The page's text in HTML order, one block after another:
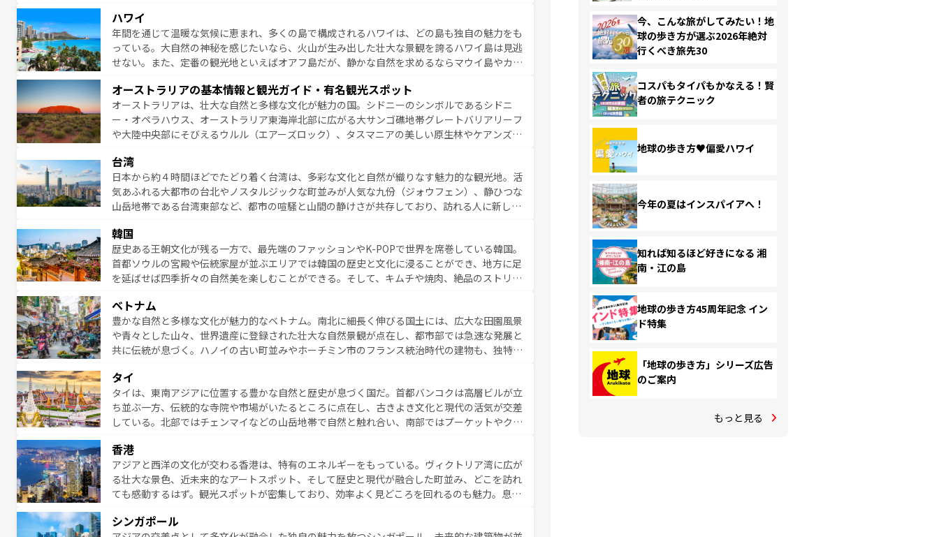
絶景が堪能できる。さらに、南部のニューオーリンズでは、音楽と美食が融合した独特の文化
が魅力。旅行者はアメリカの各地域で異なる魅力を楽しみながら、その多様性と豊かな歴史を
感じることができるだろう。車でのロードトリップや列車の旅も、アメリカならではの贅沢な
旅のスタイルだ。 なお、新着のアメリカ情報はコンテンツ一覧を参照してほしい。
ハワイ
年間を通じて温暖な気候に恵まれ、多くの島で構成されるハワイは、どの島も独自の魅力をも
っている。大自然の神秘を感じたいなら、火山が生み出した壮大な景観を誇るハワイ島は見逃
せない。また、定番の観光地といえばオアフ島だが、静かな自然を求めるならマウイ島やカウ
る。「アロハスピリット」と呼ばれるおもてなしの心で訪れる人々を迎えてくれるハワイの
人々、おいしいローカルフードやハワイアンミュージック、伝統的なフラダンスなど、すべて
がハワイの魅力を彩っている。訪れるたびに新しい発見と感動が待っているハワイを、存分に
味わってほしい。 なお、新着のハワイ情報はコンテンツ一覧を参照してほしい。
オーストラリアの基本情報と観光ガイド・有名観光スポット
オーストラリアは、壮大な自然と多様な文化が魅力の国。シドニーのシンボルであるシドニ
ー・オペラハウス、オーストラリア東海岸北部に広がる大サンゴ礁地帯グレートバリアリーフ
や大陸中央部にそびえるウルル（エアーズロック）、タスマニアの美しい原生林やケアンズの
豊かで、美味しいものであふれている。アクティビティも充実しており、サーフィンやダイビ
ング、ハイキングなど、アウトドア好きにはたまらない。オーストラリアの多彩な魅力を存分
に味わいつくそう。 なお、新着のオーストラリア情報はコンテンツ一覧を参照してほしい。
台湾
日本から約４時間ほどでたどり着く台湾は、多彩な文化と自然が織りなす魅力的な観光地。活
気あふれる大都市の台北やノスタルジックな町並みが人気な九份（ジォウフェン）、静ひつな
山岳地帯である台湾東部など、都市の喧騒と山間の静けさが共存しており、訪れる人に新しい
から高級料理、ヘルシーで美容にもいいと評判のスイーツなど、バラエティ豊かな料理が味わ
える。 なお、新着の台湾情報はコンテンツ一覧を参照してほしい。
韓国
歴史ある王朝文化が残る一方で、最先端のファッションやK-POPで世界を席巻している韓国。
首都ソウルの宮殿や伝統家屋が並ぶエリアでは韓国の歴史と文化に浸ることができ、地方に足
を延ばせば四季折々の自然美を楽しむことができる。そして、キムチや焼肉、絶品のストリー
能できる。あたたかいホスピタリティに包まれながら、韓国の多彩な魅力を心ゆくまで味わっ
てみてほしい。 なお、新着の韓国情報はコンテンツ一覧を参照してほしい。
ベトナム
豊かな自然と多様な文化が魅力的なベトナム。南北に細長く伸びる国土には、広大な田園風景
や青々とした山々、世界遺産に登録された壮大な自然景観が点在し、都市部では急速な発展と
共に伝統が息づく。ハノイの古い町並みやホーチミン市のフランス統治時代の建物も、独特の
まないベトナム料理も魅力のひとつ。フォーやバインミー、ベトナムコーヒーなどは、ぜひ現
地で味わいたい。どの地域を訪れてもあたたかい人々が旅行者を迎えてくれるので、きっと忘
れられない旅になるはずだ。 なお、新着のベトナム情報はコンテンツ一覧を参照してほし
い。
タイ
タイは、東南アジアに位置する豊かな自然と歴史が息づく国だ。首都バンコクは高層ビルが立
ち並ぶ一方、伝統的な寺院や市場がいたるところに点在し、古きよき文化と現代の活気が交差
している。北部ではチェンマイなどの山岳地帯で自然と触れ合い、南部ではプーケットやクラ
ら高級レストランまで味覚を刺激する。気候は一年中温暖で、どの季節にも異なる楽しみが待
っている。親しみやすいタイの人々、仏教を中心とした文化、そして多様な観光資源が、訪れ
る旅人を魅了し続ける。 なお、新着のタイ情報はコンテンツ一覧を参照してほしい。
香港
アジアと西洋の文化が交わる香港は、特有のエネルギーをもっている。ヴィクトリア湾に広が
る壮大な景色、近未来的なアートスポット、そして歴史と現代が融合した町並み、どこを訪れ
ても感動するはず。観光スポットが密集しており、効率よく見どころを回れるのも魅力。息を
報はコンテンツ一覧
シンガポール
今、こんな旅がしてみたい！地
球の歩き方が選ぶ2026年絶対
行くべき旅先30
コスパもタイパもかなえる！賢
者の旅テクニック
地球の歩き方♥偏愛ハワイ
今年の夏はインスパイアへ！
知れば知るほど好きになる 湘
南・江の島
地球の歩き方45周年記念 イン
ド特集
「地球の歩き方」シリーズ広告
のご案内
もっと見る